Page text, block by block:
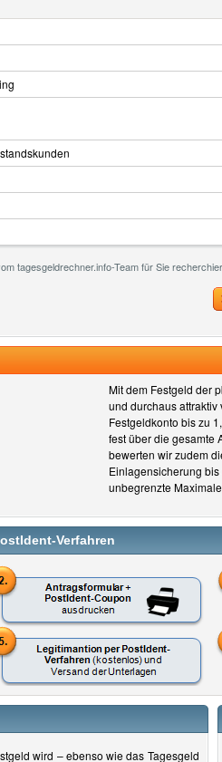
tagesgeldrechner.info-Team für Sie
Mit dem Festgeld der
und durchaus
Festgeldkonto bis zu
fest über die gesamte
bewerten wir zudem
Einlagensicherung
unbegrenzte
Verfahren
wird – ebenso wie das Tagesgeld